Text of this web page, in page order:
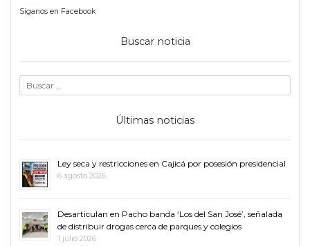
Síganos en Facebook
Buscar noticia
Últimas noticias
Ley seca y restricciones en Cajicá por posesión presidencial
6 agosto 2026
Desarticulan en Pacho banda ‘Los del San José’, señalada
de distribuir drogas cerca de parques y colegios
1 julio 2026